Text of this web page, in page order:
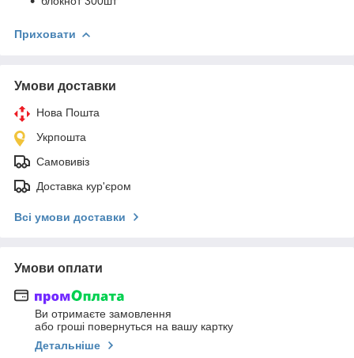
Приховати
Умови доставки
Нова Пошта
Укрпошта
Самовивіз
Доставка кур'єром
Всі умови доставки
Умови оплати
Ви отримаєте замовлення
або гроші повернуться на вашу картку
Детальніше